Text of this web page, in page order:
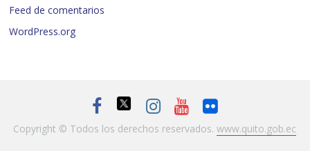
Feed de comentarios
WordPress.org
Copyright © Todos los derechos reservados.www.quito.gob.ec